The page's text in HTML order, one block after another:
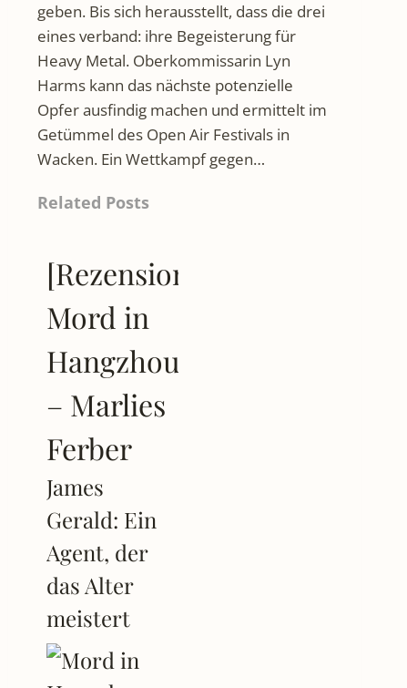
geben. Bis sich herausstellt, dass die drei
eines verband: ihre Begeisterung für
Heavy Metal. Oberkommissarin Lyn
Harms kann das nächste potenzielle
Opfer ausfindig machen und ermittelt im
Getümmel des Open Air Festivals in
Wacken. Ein Wettkampf gegen…
Related Posts
[Rezension]
Mord in
Hangzhou
– Marlies
Ferber
James
Gerald: Ein
Agent, der
das Alter
meistert